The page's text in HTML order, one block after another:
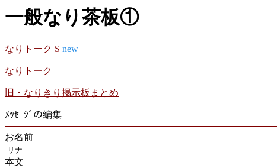
一般なり茶板①
なりトーク S new
なりトーク
旧・なりきり掲示板まとめ
ﾒｯｾｰｼﾞの編集
お名前
本文